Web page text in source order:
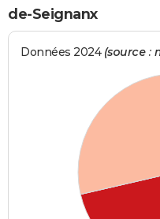
de-Seignanx
Données 2024 (source :